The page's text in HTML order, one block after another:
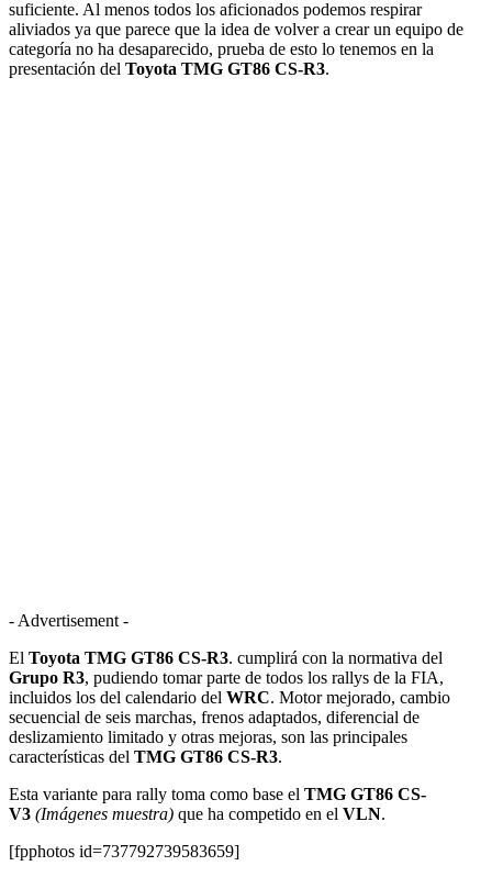
suficiente. Al menos todos los aficionados podemos respirar
aliviados ya que parece que la idea de volver a crear un equipo de
categoría no ha desaparecido, prueba de esto lo tenemos en la
presentación del Toyota TMG GT86 CS-R3.
- Advertisement -
El Toyota TMG GT86 CS-R3. cumplirá con la normativa del
Grupo R3, pudiendo tomar parte de todos los rallys de la FIA,
incluidos los del calendario del WRC. Motor mejorado, cambio
secuencial de seis marchas, frenos adaptados, diferencial de
deslizamiento limitado y otras mejoras, son las principales
características del TMG GT86 CS-R3.
Esta variante para rally toma como base el TMG GT86 CS-
V3 (Imágenes muestra) que ha competido en el VLN.
[fpphotos id=737792739583659]